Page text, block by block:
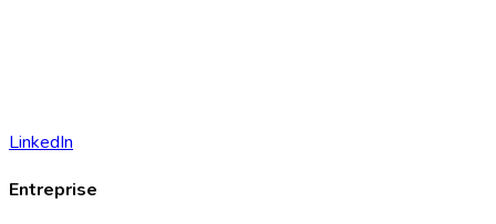
LinkedIn
Entreprise